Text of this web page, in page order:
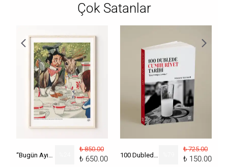
Çok Satanlar
₺ 850.00
₺ 650.00
₺ 725.00
₺ 150.00